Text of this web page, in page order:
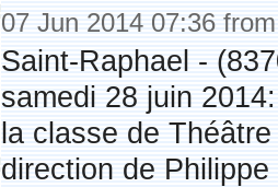
07 Jun 2014 07:36
Saint-Raphael -
samedi 28 juin
la classe de
direction de